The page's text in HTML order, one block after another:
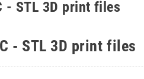
- STL 3D print files
- STL 3D print files